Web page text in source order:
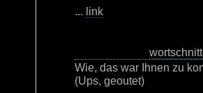
... link
Wie, das war Ihnen zu
(Ups, geoutet)